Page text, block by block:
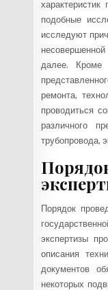
подобные
исследуют
далее. Кроме
ремонта,
проводиться
различного
трубопровода,
Порядок
экспертизы
описания
документов
некоторых